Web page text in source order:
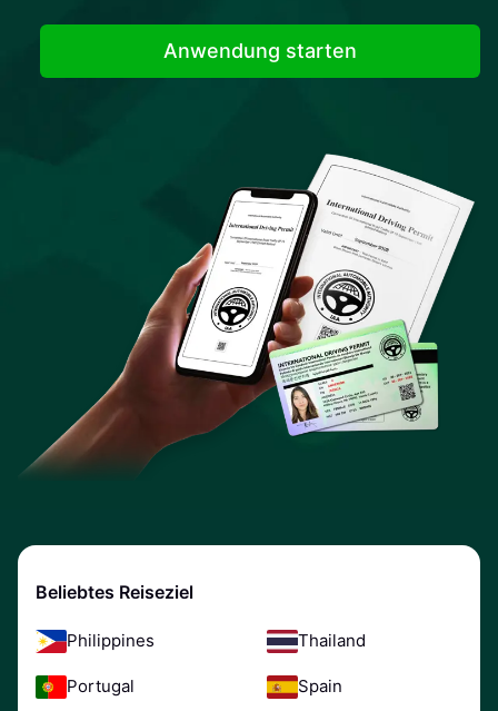
Anwendung starten
Beliebtes Reiseziel
Philippines Thailand
Portugal Spain